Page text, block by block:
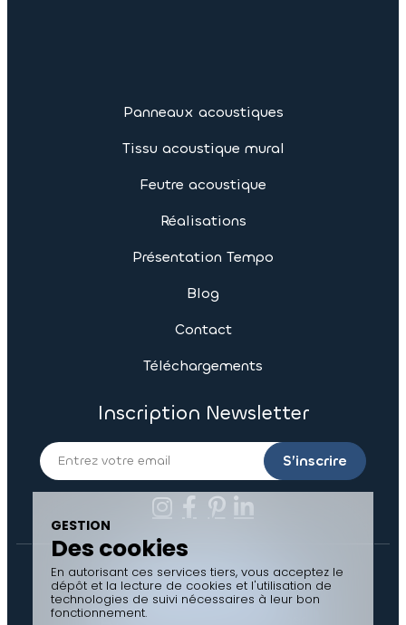
Inscription Newsletter
S’inscrire
Contactez-nous
Documents à télécharger
GESTION
Des cookies
En autorisant ces services tiers, vous acceptez le
dépôt et la lecture de cookies et l'utilisation de
technologies de suivi nécessaires à leur bon
fonctionnement.